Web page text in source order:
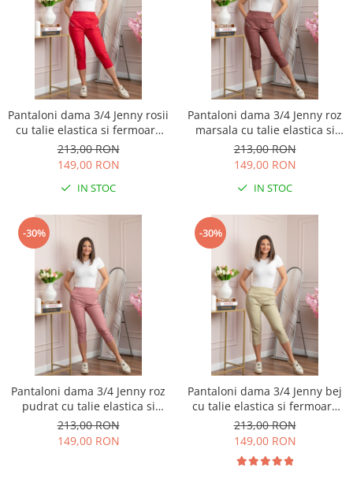
Pantaloni dama 3/4 Jenny rosii
cu talie elastica si fermoare
decorative
213,00 RON
149,00 RON
IN STOC
Pantaloni dama 3/4 Jenny roz
marsala cu talie elastica si
fermoare decorative
213,00 RON
149,00 RON
IN STOC
-30%
Pantaloni dama 3/4 Jenny roz
pudrat cu talie elastica si
fermoare decorative
213,00 RON
149,00 RON
-30%
Pantaloni dama 3/4 Jenny bej
cu talie elastica si fermoare
decorative
213,00 RON
149,00 RON